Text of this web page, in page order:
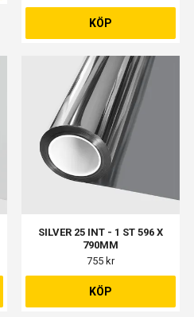
KÖP
SILVER 25 INT - 1 ST 596 X
790MM
755 kr
KÖP